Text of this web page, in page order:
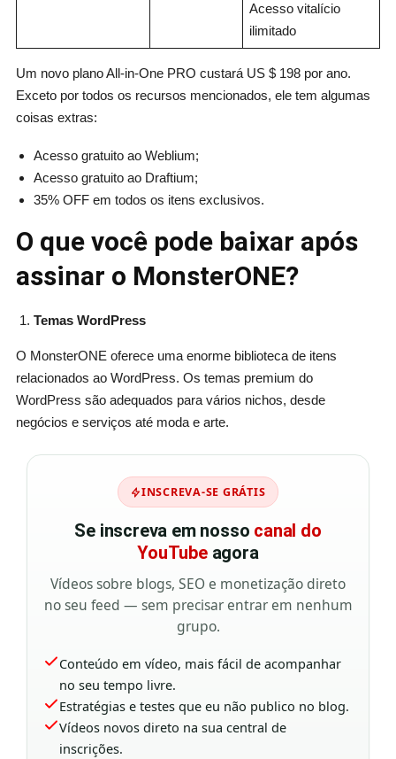
Acesso vitalício
ilimitado
Um novo plano All-in-One PRO custará US $ 198 por ano.
Exceto por todos os recursos mencionados, ele tem algumas
coisas extras:
Acesso gratuito ao Weblium;
Acesso gratuito ao Draftium;
35% OFF em todos os itens exclusivos.
O que você pode baixar após
assinar o MonsterONE?
Temas WordPress
O MonsterONE oferece uma enorme biblioteca de itens
relacionados ao WordPress. Os temas premium do
WordPress são adequados para vários nichos, desde
negócios e serviços até moda e arte.
INSCREVA-SE GRÁTIS
Se inscreva em nosso canal do
YouTubeagora
Vídeos sobre blogs, SEO e monetização direto
no seu feed — sem precisar entrar em nenhum
grupo.
Conteúdo em vídeo, mais fácil de acompanhar
no seu tempo livre.
Estratégias e testes que eu não publico no blog.
Vídeos novos direto na sua central de
inscrições.